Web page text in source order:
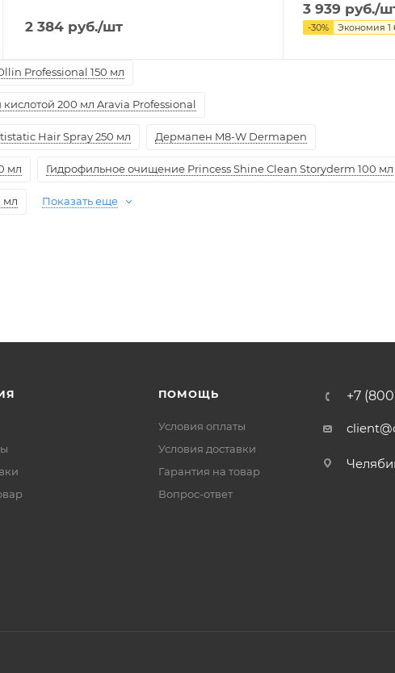
2 384 руб./шт
3 939 руб./
-30% Экономия 1
Professional 150 мл
200 мл Aravia Professional
Hair Spray 250 мл Дермапен M8-W Dermapen
мл Гидрофильное очищение Princess Shine Clean Storyderm 100 мл
мл Показать еще
ПОМОЩЬ
Условия оплаты
Условия доставки
Гарантия на товар
Вопрос-ответ
+7